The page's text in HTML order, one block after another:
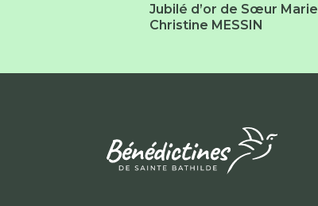
Jubilé d’or de Sœur Marie
Christine MESSIN